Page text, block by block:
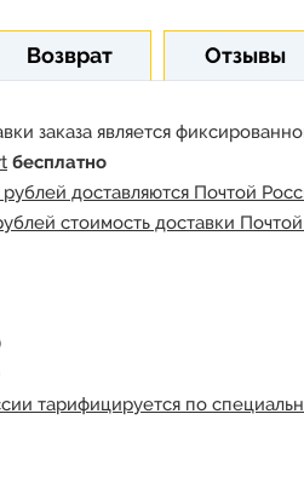
Возврат Отзывы
заказа является
бесплатно
доставляются Почтой
стоимость доставки
тарифицируется по